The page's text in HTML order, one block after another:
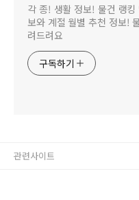
각 종! 생활 정보! 물건 랭
보와 계절 월별 추천 정보!
려드려요
구독하기
관련사이트